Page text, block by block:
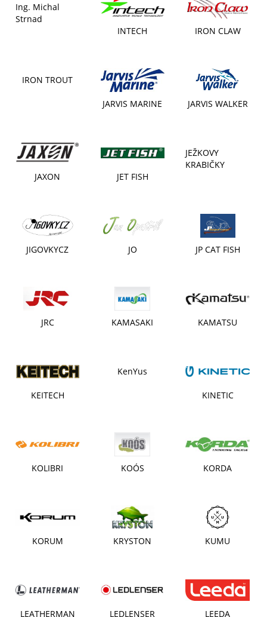
Ing. Michal
Strnad
INTECH
IRON CLAW
IRON TROUT
JARVIS MARINE JARVIS WALKER
JAXON JET FISH
JEŽKOVY
KRABIČKY
JIGOVKYCZ JO JP CAT FISH
JRC KAMASAKI KAMATSU
KEITECH
KenYus
KINETIC
KOLIBRI KOÓS KORDA
KORUM KRYSTON KUMU
LEATHERMAN LEDLENSER LEEDA